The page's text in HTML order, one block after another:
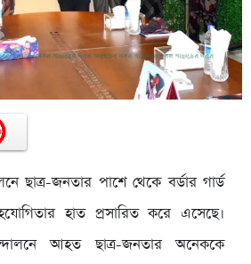
ছাত্র-জনতার পাশে থেকে বর্ডার গার্ড
হাত প্রসারিত করে এসেছে।
আহত ছাত্র-জনতার অনেককে